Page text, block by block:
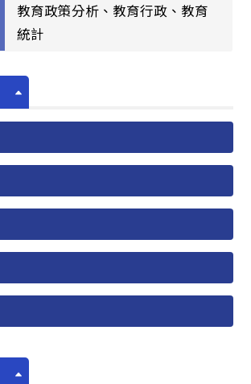
教育政策分析、教育行政、教育
統計